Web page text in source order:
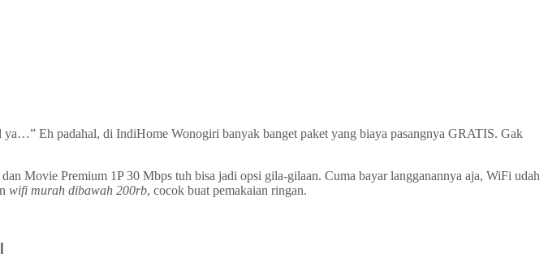
ya…” Eh padahal, di IndiHome Wonogiri banyak banget paket yang biaya pasangnya GRATIS. Gak
Movie Premium 1P 30 Mbps tuh bisa jadi opsi gila-gilaan. Cuma bayar langganannya aja, WiFi udah
wifi murah dibawah 200rb, cocok buat pemakaian ringan.